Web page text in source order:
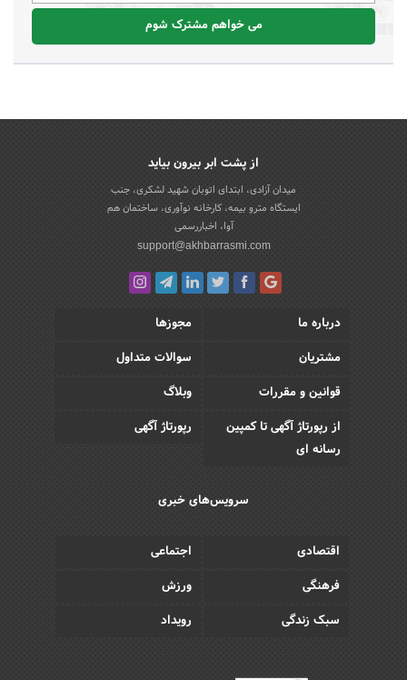
می خواهم مشترک شوم
از پشت ابر بیرون بیاید
میدان آزادی، ابتدای اتوبان شهید لشکری، جنب
ایستگاه مترو بیمه، کارخانه نوآوری، ساختمان هم
آوا، اخباررسمی
support@akhbarrasmi.com
درباره ما
مجوزها
مشتریان
سوالات متداول
قوانین و مقررات
وبلاگ
از رپورتاژ آگهی تا کمپین
رسانه ای
رپورتاژ آگهی
سرویس‌های خبری
اقتصادی
اجتماعی
فرهنگی
ورزش
سبک زندگی
رویداد